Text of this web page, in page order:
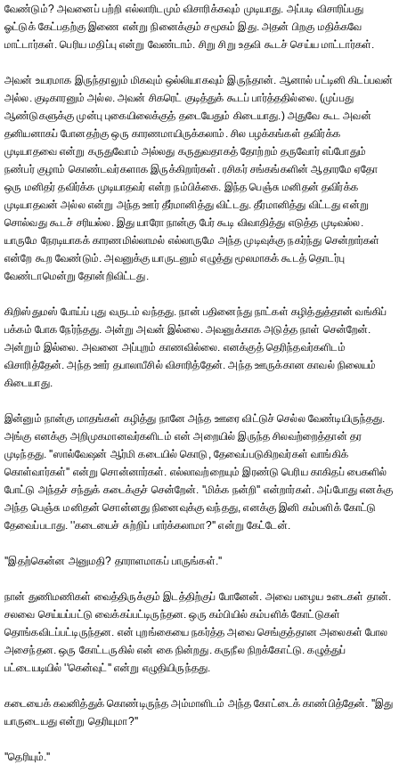
வேண்டும்? அவனைப் பற்றி எல்லாரிடமும் விசாரிக்கவும் முடியாது. அப்படி விசாரிப்பது
ஓட்டுக் கேட்பதற்கு இணை என்று நினைக்கும் சமூகம் இது. அதன் பிறகு மதிக்கவே
மாட்டார்கள். பெரிய மதிப்பு என்று வேண்டாம். சிறு சிறு உதவி கூடச் செய்ய மாட்டார்கள்.
அவன் உயரமாக இருந்தாலும் மிகவும் ஒல்லியாகவும் இருந்தான். ஆனால் பட்டினி கிடப்பவன்
அல்ல. குடிகாரனும் அல்ல. அவன் சிகரெட் குடித்துக் கூடப் பார்த்ததில்லை. (முப்பது
ஆண்டுகளுக்கு முன்பு புகையிலைக்குத் தடையேதும் கிடையாது.) அதுவே கூட அவன்
தனியனாகப் போனதற்கு ஒரு காரணமாயிருக்கலாம். சில பழக்கங்கள் தவிர்க்க
முடியாதவை என்று கருதுவோம் அல்லது கருதுவதாகத் தோற்றம் தருவோர் எப்போதும்
நண்பர் குழாம் கொண்டவர்களாக இருக்கிறார்கள். ரசிகர் சங்கங்களின் ஆதாரமே ஏதோ
ஒரு மனிதர் தவிர்க்க முடியாதவர் என்ற நம்பிக்கை. இந்த பெஞ்சு மனிதன் தவிர்க்க
முடியாதவன் அல்ல என்று அந்த ஊர் தீர்மானித்து விட்டது. தீர்மானித்து விட்டது என்று
சொல்வது கூடச் சரியல்ல. இது யாரோ நான்கு பேர் கூடி விவாதித்து எடுத்த முடிவல்ல.
யாருமே நேரடியாகக் காரணமில்லாமல் எல்லாருமே அந்த முடிவுக்கு நகர்ந்து சென்றார்கள்
என்றே கூற வேண்டும். அவனுக்கு யாருடனும் எழுத்து மூலமாகக் கூடத் தொடர்பு
வேண்டாமென்று தோன்றிவிட்டது.
கிறிஸ்துமஸ் போய்ப் புது வருடம் வந்தது. நான் பதினைந்து நாட்கள் கழித்துத்தான் வங்கிப்
பக்கம் போக நேர்ந்தது. அன்று அவன் இல்லை. அவனுக்காக அடுத்த நாள் சென்றேன்.
அன்றும் இல்லை. அவனை அப்புறம் காணவில்லை. எனக்குத் தெரிந்தவர்களிடம்
விசாரித்தேன். அந்த ஊர் தபாலாபீசில் விசாரித்தேன். அந்த ஊருக்கான காவல் நிலையம்
கிடையாது.
இன்னும் நான்கு மாதங்கள் கழித்து நானே அந்த ஊரை விட்டுச் செல்ல வேண்டியிருந்தது.
அங்கு எனக்கு அறிமுகமானவர்களிடம் என் அறையில் இருந்த சிலவற்றைத்தான் தர
முடிந்தது. ''ஸால்வேஷன் ஆர்மி கடையில் கொடு, தேவைப்படுகிறவர்கள் வாங்கிக்
கொள்வார்கள்'' என்று சொன்னார்கள். எல்லாவற்றையும் இரண்டு பெரிய காகிதப் பைகளில்
போட்டு அந்தச் சந்துக் கடைக்குச் சென்றேன். ''மிக்க நன்றி'' என்றார்கள். அப்போது எனக்கு
அந்த பெஞ்சு மனிதன் சொன்னது நினைவுக்கு வந்தது, எனக்கு இனி கம்பளிக் கோட்டு
தேவைப்படாது. ''கடையைச் சுற்றிப் பார்க்கலாமா?'' என்று கேட்டேன்.
''இதற்கென்ன அனுமதி? தாராளமாகப் பாருங்கள்.''
நான் துணிமணிகள் வைத்திருக்கும் இடத்திற்குப் போனேன். அவை பழைய உடைகள் தான்.
சலவை செய்யப்பட்டு வைக்கப்பட்டிருந்தன. ஒரு கம்பியில் கம்பளிக் கோட்டுகள்
தொங்கவிடப்பட்டிருந்தன. என் புறங்கையை நகர்த்த அவை செங்குத்தான அலைகள் போல
அசைந்தன. ஒரு கோட்டருகில் என் கை நின்றது. கருநீல நிறக்கோட்டு. கழுத்துப்
பட்டையடியில் ''கென்வுட்'' என்று எழுதியிருந்தது.
கடையைக் கவனித்துக் கொண்டிருந்த அம்மாளிடம் அந்த கோட்டைக் காண்பித்தேன். ''இது
யாருடையது என்று தெரியுமா?''
''தெரியும்.''